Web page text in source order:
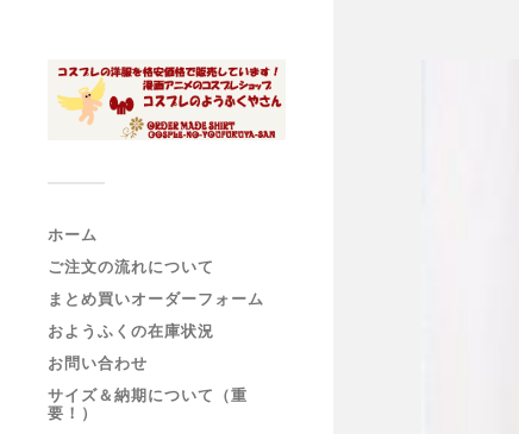
ホーム
ご注文の流れについて
まとめ買いオーダーフォーム
おようふくの在庫状況
お問い合わせ
サイズ＆納期について（重
要！）